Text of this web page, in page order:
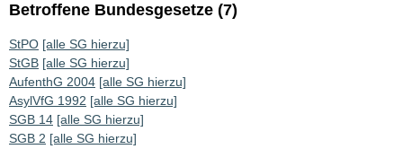
Betroffene Bundesgesetze (7)
StPO [alle SG hierzu]
StGB [alle SG hierzu]
AufenthG 2004 [alle SG hierzu]
AsylVfG 1992 [alle SG hierzu]
SGB 14 [alle SG hierzu]
SGB 2 [alle SG hierzu]